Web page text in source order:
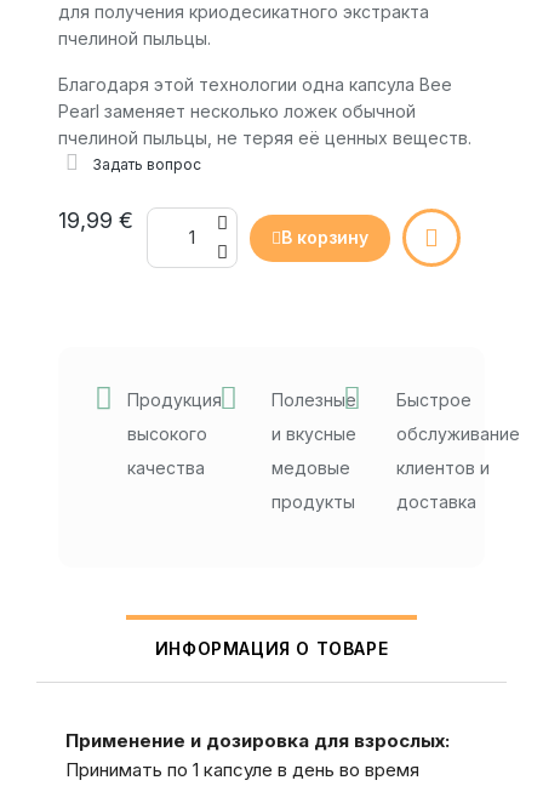
для получения криодесикатного экстракта
пчелиной пыльцы.
Благодаря этой технологии одна капсула Bee
Pearl заменяет несколько ложек обычной
пчелиной пыльцы, не теряя её ценных веществ.
Задать вопрос
19,99 €
В корзину
Продукция
высокого
качества
Полезные
и вкусные
медовые
продукты
Быстрое
обслуживание
клиентов и
доставка
ИНФОРМАЦИЯ О ТОВАРЕ
Применение и дозировка для взрослых:
Принимать по 1 капсуле в день во время